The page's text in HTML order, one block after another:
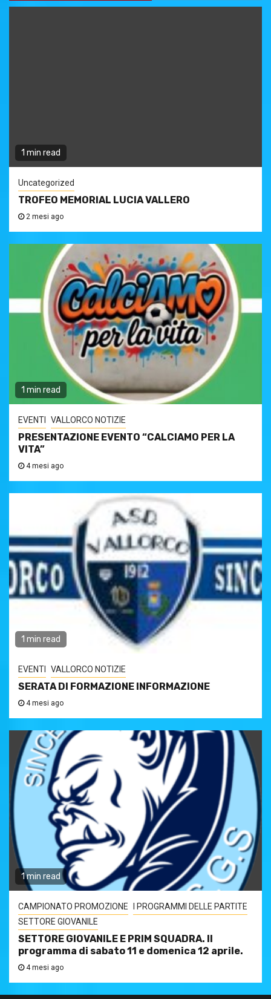
1 min read
Uncategorized
TROFEO MEMORIAL LUCIA VALLERO
2 mesi ago
1 min read
EVENTI VALLORCO NOTIZIE
PRESENTAZIONE EVENTO “CALCIAMO PER LA
VITA”
4 mesi ago
1 min read
EVENTI VALLORCO NOTIZIE
SERATA DI FORMAZIONE INFORMAZIONE
4 mesi ago
1 min read
CAMPIONATO PROMOZIONE
I PROGRAMMI DELLE PARTITE
SETTORE GIOVANILE
SETTORE GIOVANILE E PRIM SQUADRA. Il
programma di sabato 11 e domenica 12 aprile.
4 mesi ago